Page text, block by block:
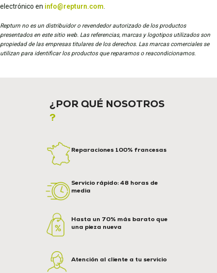
electrónico en info@repturn.com
Repturn no es un distribuidor o revendedor autorizado de los productos
presentados en este sitio web. Las referencias, marcas y logotipos utilizados son
propiedad de las empresas titulares de los derechos. Las marcas comerciales se
utilizan para identificar los productos que reparamos o reacondicionamos.
¿POR QUÉ NOSOTROS
?
Reparaciones 100% francesas
Servicio rápido: 48 horas de
media
Hasta un 70% más barato que
una pieza nueva
Atención al cliente a tu servicio